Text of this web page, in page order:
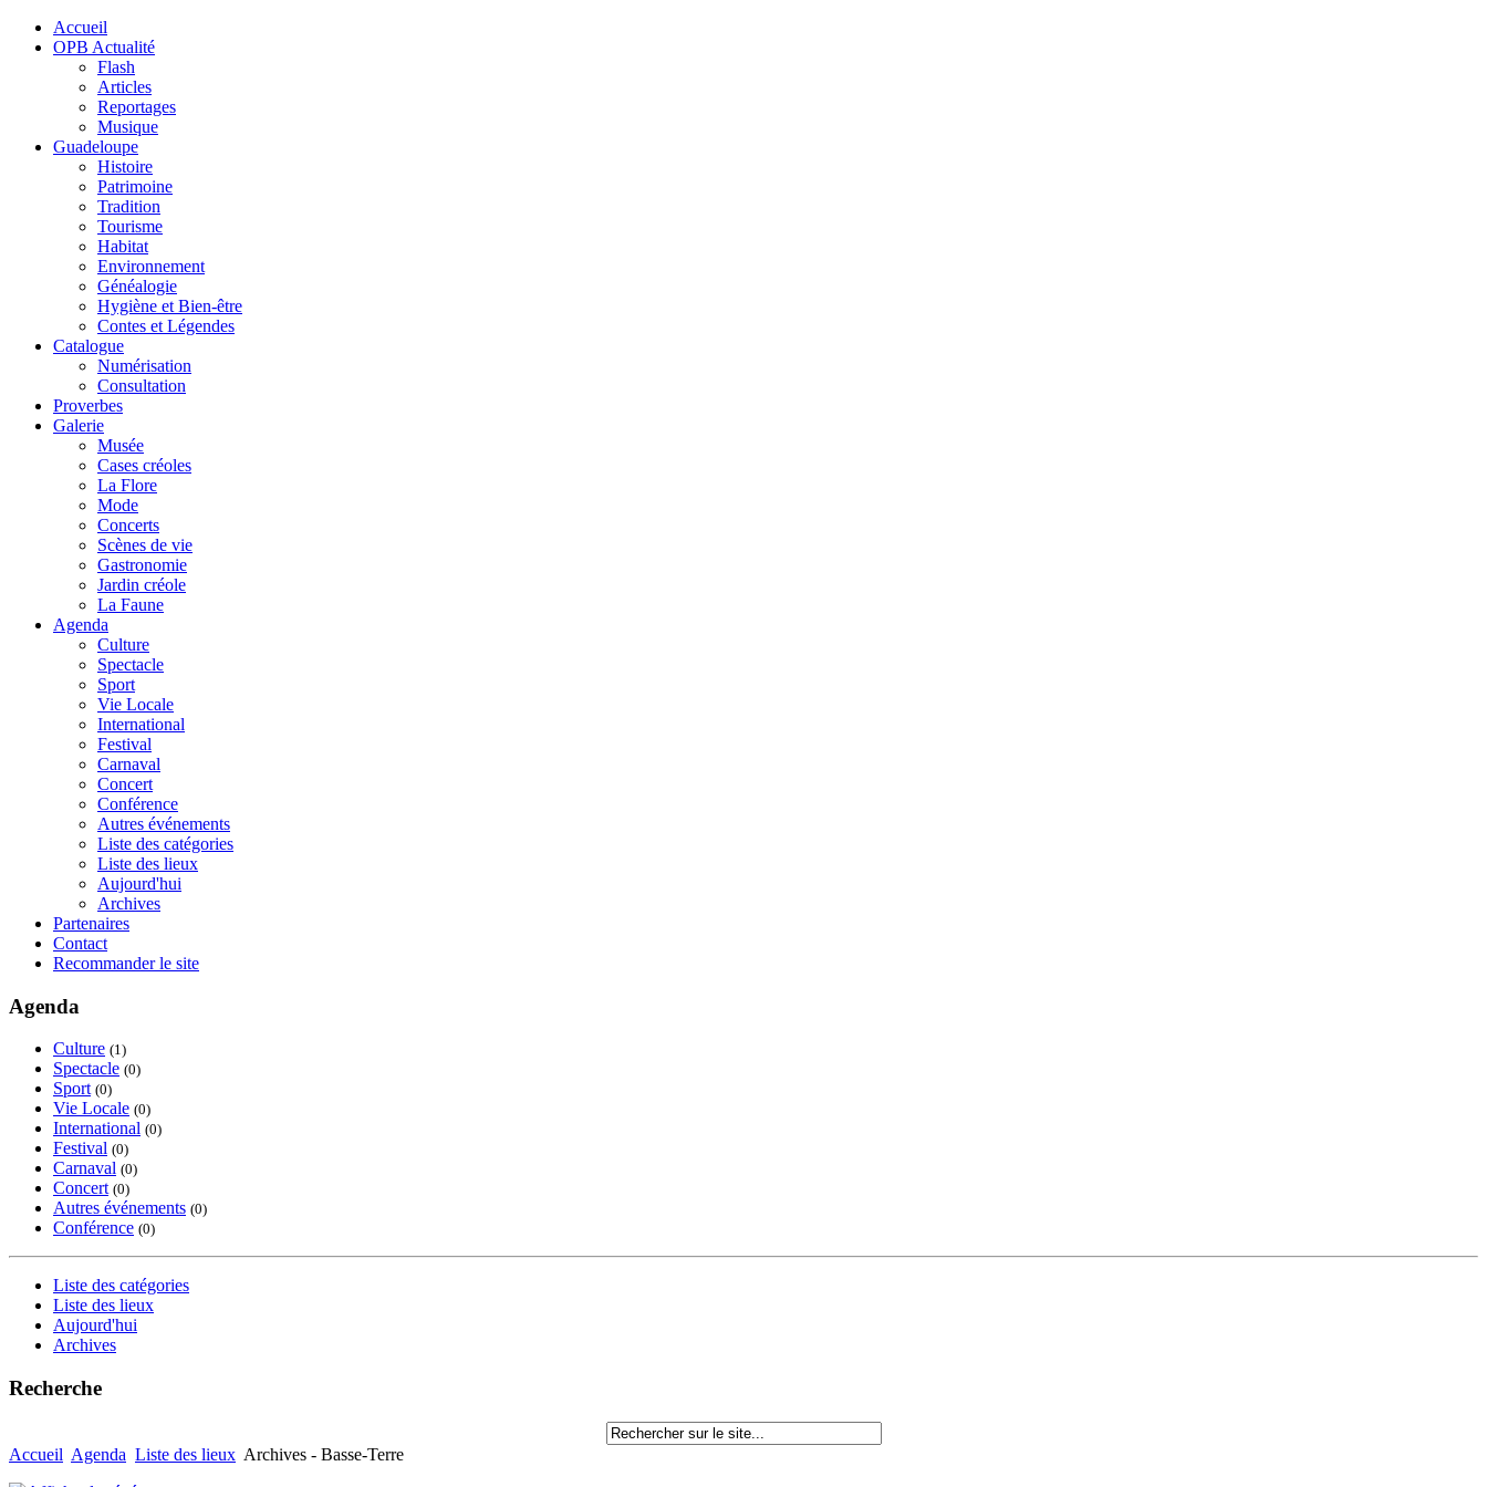
Accueil
OPB Actualité
Flash
Articles
Reportages
Musique
Guadeloupe
Histoire
Patrimoine
Tradition
Tourisme
Habitat
Environnement
Généalogie
Hygiène et Bien-être
Contes et Légendes
Catalogue
Numérisation
Consultation
Proverbes
Galerie
Musée
Cases créoles
La Flore
Mode
Concerts
Scènes de vie
Gastronomie
Jardin créole
La Faune
Agenda
Culture
Spectacle
Sport
Vie Locale
International
Festival
Carnaval
Concert
Conférence
Autres événements
Liste des catégories
Liste des lieux
Aujourd'hui
Archives
Partenaires
Contact
Recommander le site
Agenda
Culture (1)
Spectacle (0)
Sport (0)
Vie Locale (0)
International (0)
Festival (0)
Carnaval (0)
Concert (0)
Autres événements (0)
Conférence (0)
Liste des catégories
Liste des lieux
Aujourd'hui
Archives
Recherche
Accueil Agenda Liste des lieux Archives - Basse-Terre